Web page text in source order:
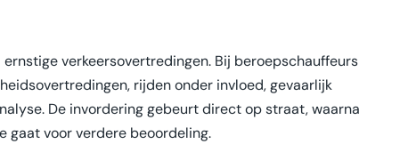
verkeersovertredingen. Bij beroepschauffeurs
rijden onder invloed, gevaarlijk
De invordering gebeurt direct op straat, waarna
gaat voor verdere beoordeling.